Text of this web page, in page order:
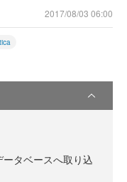
2017/08/03 06:00
タベースへ取り込